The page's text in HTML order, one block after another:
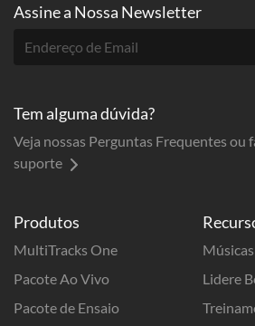
Produtos
MultiTracks One
Pacote Ao Vivo
Pacote de Ensaio
Músicas
Lidere
Assine a Nossa Newsletter
Tem alguma dúvida?
Veja nossas Perguntas Frequentes ou
suporte